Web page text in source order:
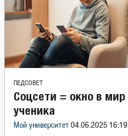
ПЕДСОВЕТ
Соцсети = окно в мир
ученика
Мой университет 04.06.2025 16:19